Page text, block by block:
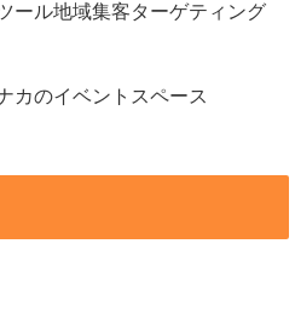
ール地域集客ターゲティング
カのイベントスペース